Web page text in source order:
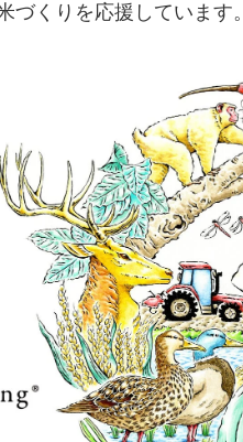
づくりを応援しています。